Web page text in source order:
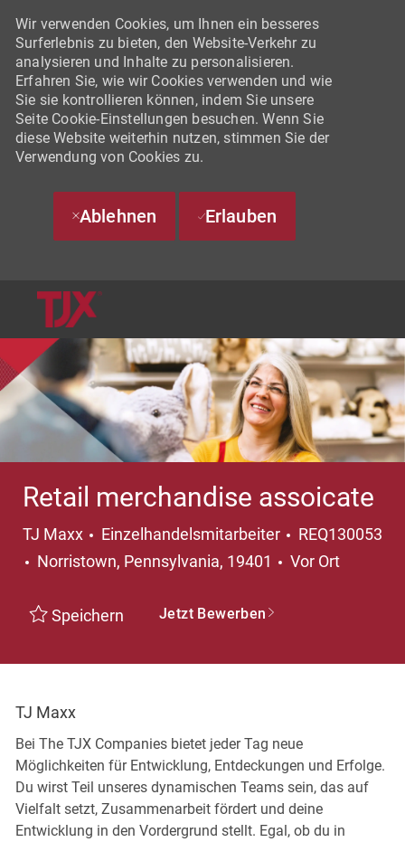
Wir verwenden Cookies, um Ihnen ein besseres
Surferlebnis zu bieten, den Website-Verkehr zu
analysieren und Inhalte zu personalisieren.
Erfahren Sie, wie wir Cookies verwenden und wie
Sie sie kontrollieren können, indem Sie unsere
Seite Cookie-Einstellungen besuchen. Wenn Sie
diese Website weiterhin nutzen, stimmen Sie der
Verwendung von Cookies zu.
Ablehnen Erlauben
Retail merchandise assoicate
TJ Maxx Kategorie
Einzelhandelsmitarbeiter
REQ130053
Ort
Norristown, Pennsylvania, 19401 Vor Ort
Speichern Jetzt Bewerben
TJ Maxx
Bei The TJX Companies bietet jeder Tag neue
Möglichkeiten für Entwicklung, Entdeckungen und Erfolge.
Du wirst Teil unseres dynamischen Teams sein, das auf
Vielfalt setzt, Zusammenarbeit fördert und deine
Entwicklung in den Vordergrund stellt. Egal, ob du in